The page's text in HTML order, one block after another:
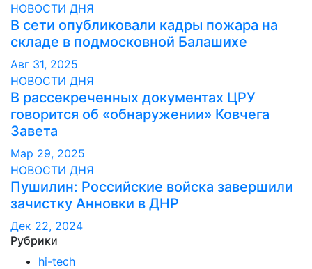
НОВОСТИ ДНЯ
В сети опубликовали кадры пожара на
складе в подмосковной Балашихе
Авг 31, 2025
НОВОСТИ ДНЯ
В рассекреченных документах ЦРУ
говорится об «обнаружении» Ковчега
Завета
Мар 29, 2025
НОВОСТИ ДНЯ
Пушилин: Российские войска завершили
зачистку Анновки в ДНР
Дек 22, 2024
Рубрики
hi-tech